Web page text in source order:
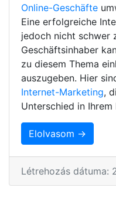
Online-Geschäfte
Eine erfolgreiche
jedoch nicht schwer
Geschäftsinhaber
zu diesem Thema
auszugeben. Hier
Internet-Marketing,
Unterschied in
Elolvasom →
Létrehozás dátuma: